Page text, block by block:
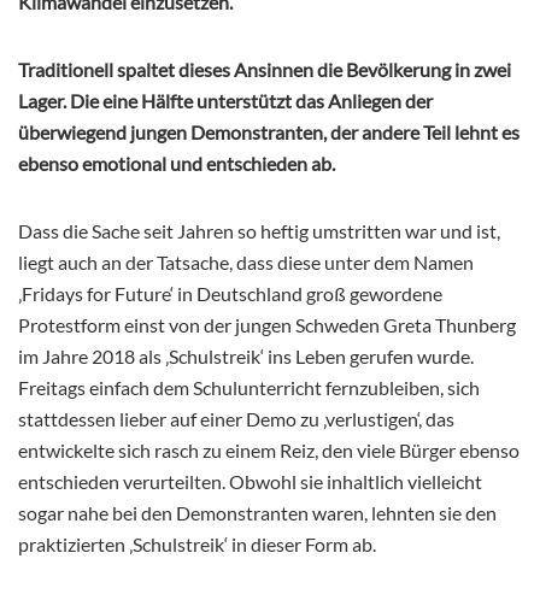
Traditionell spaltet dieses Ansinnen die Bevölkerung in zwei
Lager. Die eine Hälfte unterstützt das Anliegen der
überwiegend jungen Demonstranten, der andere Teil lehnt es
ebenso emotional und entschieden ab.
Dass die Sache seit Jahren so heftig umstritten war und ist,
liegt auch an der Tatsache, dass diese unter dem Namen
‚Fridays for Future‘ in Deutschland groß gewordene
Protestform einst von der jungen Schweden Greta Thunberg
im Jahre 2018 als ‚Schulstreik‘ ins Leben gerufen wurde.
Freitags einfach dem Schulunterricht fernzubleiben, sich
stattdessen lieber auf einer Demo zu ‚verlustigen‘, das
entwickelte sich rasch zu einem Reiz, den viele Bürger ebenso
entschieden verurteilten. Obwohl sie inhaltlich vielleicht
sogar nahe bei den Demonstranten waren, lehnten sie den
praktizierten ‚Schulstreik‘ in dieser Form ab.